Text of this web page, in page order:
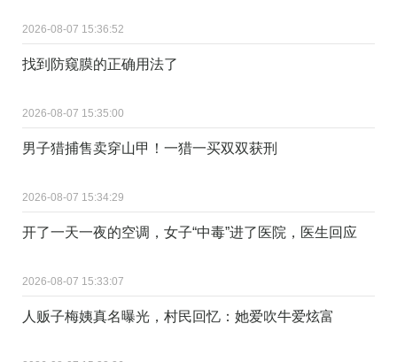
2026-08-07 15:36:52
找到防窥膜的正确用法了 ​
2026-08-07 15:35:00
男子猎捕售卖穿山甲！一猎一买双双获刑
2026-08-07 15:34:29
开了一天一夜的空调，女子“中毒”进了医院，医生回应
2026-08-07 15:33:07
人贩子梅姨真名曝光，村民回忆：她爱吹牛爱炫富